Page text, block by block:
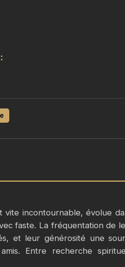
vite incontournable, évolue
faste. La fréquentation de
et leur générosité une
Entre recherche
l’invisible, naviguant entre